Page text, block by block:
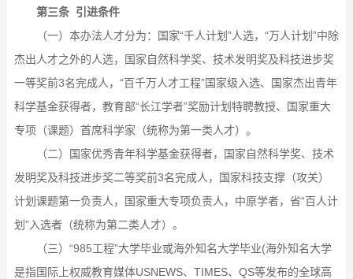
第三条 引进条件
（一）本办法人才分为：国家“千人计划”人选，“万人计划”中除
杰出人才之外的人选，国家自然科学奖、技术发明奖及科技进步奖
一等奖前3名完成人，“百千万人才工程”国家级入选、国家杰出青年
科学基金获得者，教育部“长江学者”奖励计划特聘教授、国家重大
专项（课题）首席科学家（统称为第一类人才）。
（二）国家优秀青年科学基金获得者，国家自然科学奖、技术
发明奖及科技进步奖二等奖前3名完成人，国家科技支撑（攻关）
计划课题第一负责人，国家重大专项负责人，中原学者，省“百人计
划”入选者（统称为第二类人才）。
（三）“985工程”大学毕业或海外知名大学毕业(海外知名大学
是指国际上权威教育媒体USNEWS、TIMES、QS等发布的全球高